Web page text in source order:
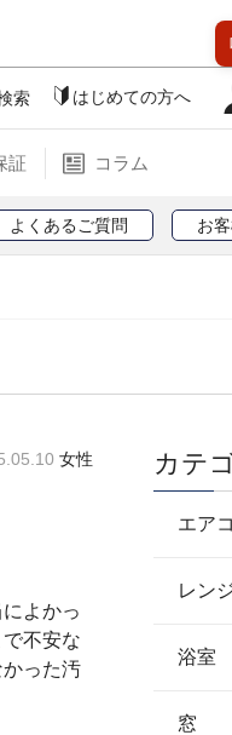
索 はじめての方へ
証 コラム
よくあるご質問 お
女性
よかっ
不安な
った汚
カテ
エア
レン
浴室
窓